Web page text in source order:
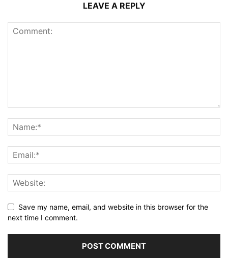
LEAVE A REPLY
Save my name, email, and website in this browser for the
next time I comment.